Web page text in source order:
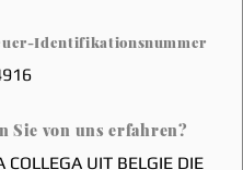
Identifikationsnummer
Sie von uns erfahren?
COLLEGA UIT BELGIE DIE